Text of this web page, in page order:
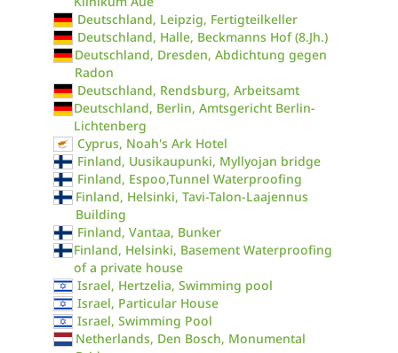
Deutschland, Leipzig, Fertigteilkeller
Deutschland, Halle, Beckmanns Hof (8.Jh.)
Deutschland, Dresden, Abdichtung gegen
Radon
Deutschland, Rendsburg, Arbeitsamt
Deutschland, Berlin, Amtsgericht Berlin-
Lichtenberg
Cyprus, Noah's Ark Hotel
Finland, Uusikaupunki, Myllyojan bridge
Finland, Espoo,Tunnel Waterproofing
Finland, Helsinki, Tavi-Talon-Laajennus
Building
Finland, Vantaa, Bunker
Finland, Helsinki, Basement Waterproofing
of a private house
Israel, Hertzelia, Swimming pool
Israel, Particular House
Israel, Swimming Pool
Netherlands, Den Bosch, Monumental